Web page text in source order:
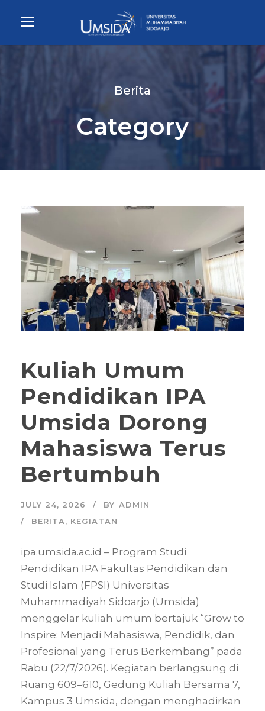
Berita
Category
Kuliah Umum
Pendidikan IPA
Umsida Dorong
Mahasiswa Terus
Bertumbuh
JULY 24, 2026 BY ADMIN
BERITA, KEGIATAN
ipa.umsida.ac.id – Program Studi
Pendidikan IPA Fakultas Pendidikan dan
Studi Islam (FPSI) Universitas
Muhammadiyah Sidoarjo (Umsida)
menggelar kuliah umum bertajuk “Grow to
Inspire: Menjadi Mahasiswa, Pendidik, dan
Profesional yang Terus Berkembang” pada
Rabu (22/7/2026). Kegiatan berlangsung di
Ruang 609–610, Gedung Kuliah Bersama 7,
Kampus 3 Umsida, dengan menghadirkan